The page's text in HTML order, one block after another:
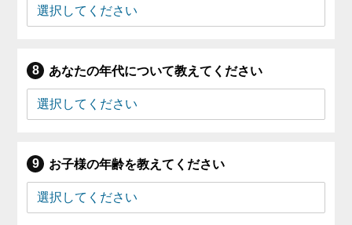
あなたの年代について教えてください
お子様の年齢を教えてください